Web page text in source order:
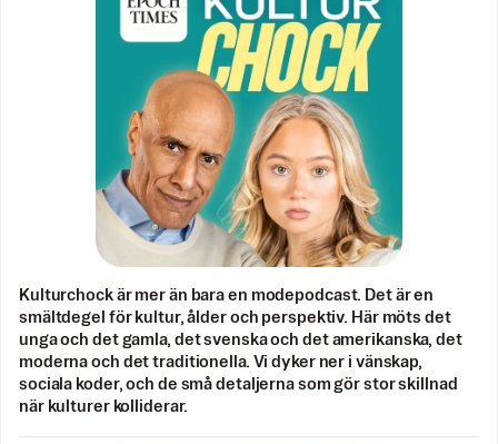
Kulturchock är mer än bara en modepodcast. Det är en
smältdegel för kultur, ålder och perspektiv. Här möts det
unga och det gamla, det svenska och det amerikanska, det
moderna och det traditionella. Vi dyker ner i vänskap,
sociala koder, och de små detaljerna som gör stor skillnad
när kulturer kolliderar.